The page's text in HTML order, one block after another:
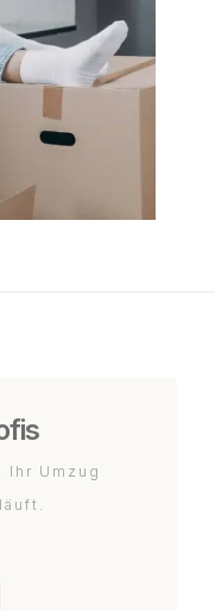
Ihr Umzug